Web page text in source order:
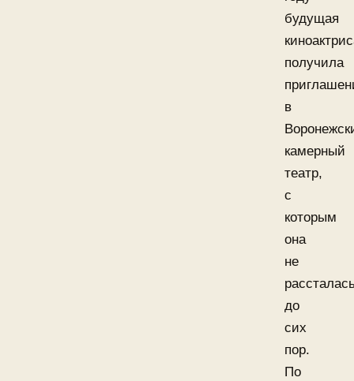
будущая
получила
в
камерный
театр,
с
которым
она
не
до
сих
пор.
По